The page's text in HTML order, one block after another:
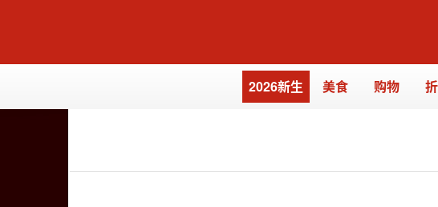
2026新生 美食 购物